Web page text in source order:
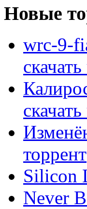
Новые
wrc-9-
торрент
Silicon
Never